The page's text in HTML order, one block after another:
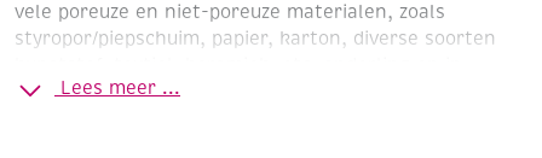
vele poreuze en niet-poreuze materialen, zoals
styropor/piepschuim, papier, karton, diverse soorten
combinatie. Wordt onder andere veel gebruikt voor het
Lees meer ...